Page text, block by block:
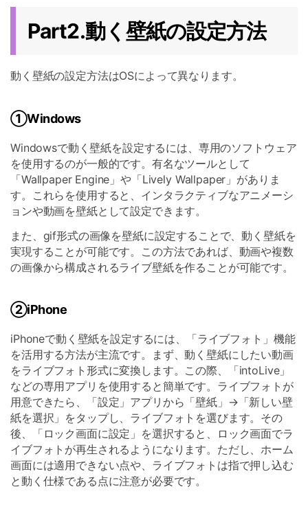
Part2.動く壁紙の設定方法
動く壁紙の設定方法はOSによって異なります。
①Windows
Windowsで動く壁紙を設定するには、専用のソフトウェア
を使用するのが一般的です。有名なツールとして
「Wallpaper Engine」や「Lively Wallpaper」がありま
す。これらを使用すると、インタラクティブなアニメーシ
ョンや動画を壁紙として設定できます。
また、gif形式の画像を壁紙に設定することで、動く壁紙を
実現することが可能です。この方法であれば、動画や複数
の画像から構成されるライブ壁紙を作ることが可能です。
②iPhone
iPhoneで動く壁紙を設定するには、「ライブフォト」機能
を活用する方法が主流です。まず、動く壁紙にしたい動画
をライブフォト形式に変換します。この際、「intoLive」
などの専用アプリを使用すると簡単です。ライブフォトが
用意できたら、「設定」アプリから「壁紙」→「新しい壁
紙を選択」をタップし、ライブフォトを選びます。その
後、「ロック画面に設定」を選択すると、ロック画面でラ
イブフォトが再生されるようになります。ただし、ホーム
画面には適用できない点や、ライブフォトは指で押し込む
と動く仕様である点に注意が必要です。